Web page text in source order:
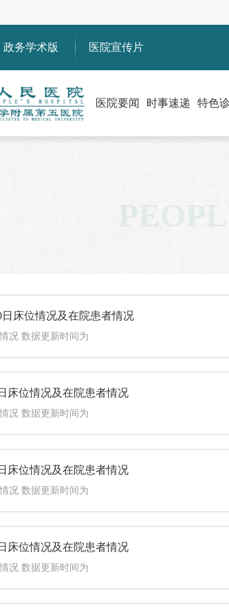
政务学术版 医院宣传片
医院要闻 时事速递 特色
床位情况及在院患者情况
况 数据更新时间为
床位情况及在院患者情况
况 数据更新时间为
床位情况及在院患者情况
况 数据更新时间为
床位情况及在院患者情况
况 数据更新时间为